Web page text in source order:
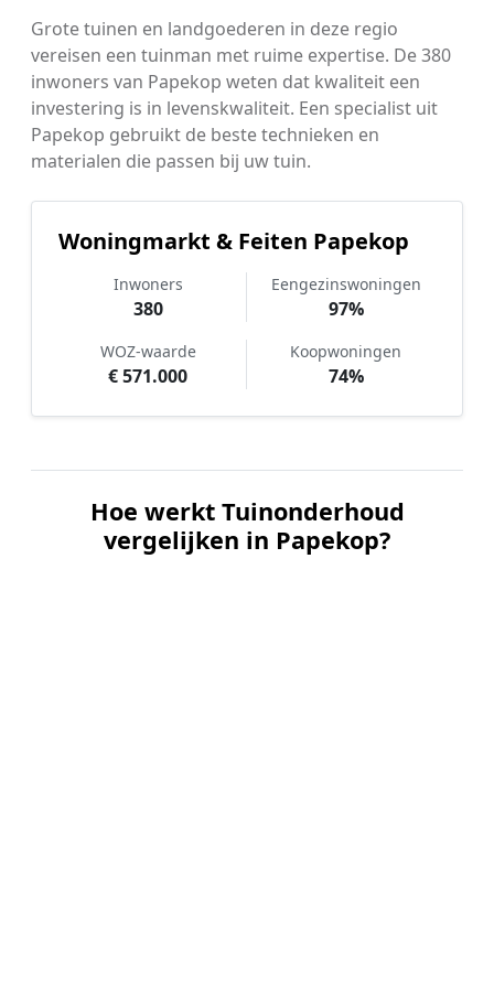
Grote tuinen en landgoederen in deze regio
vereisen een tuinman met ruime expertise. De 380
inwoners van Papekop weten dat kwaliteit een
investering is in levenskwaliteit. Een specialist uit
Papekop gebruikt de beste technieken en
materialen die passen bij uw tuin.
Woningmarkt & Feiten Papekop
Inwoners
380
Eengezinswoningen
97%
WOZ-waarde
€ 571.000
Koopwoningen
74%
Hoe werkt Tuinonderhoud
vergelijken in Papekop?